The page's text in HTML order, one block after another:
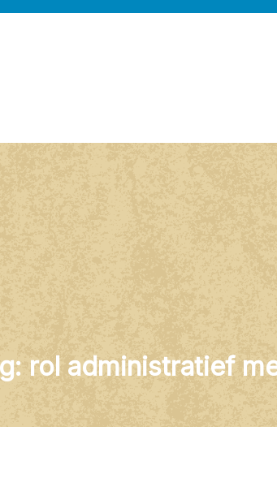
rol administratief